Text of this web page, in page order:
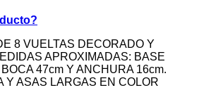
8 VUELTAS DECORADO Y
APROXIMADAS: BASE
47cm Y ANCHURA 16cm.
Y ASAS LARGAS EN COLOR